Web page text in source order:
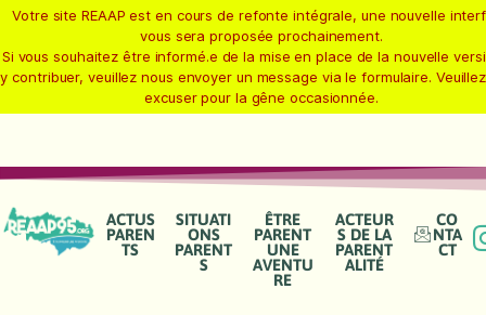
Votre site REAAP est en cours de refonte intégrale, une nouvelle
vous sera proposée prochainement.
Si vous souhaitez être informé.e de la mise en place de la nouvelle
y contribuer, veuillez nous envoyer un message via le formulaire.
excuser pour la gêne occasionnée.
ACTUS
PAREN
TS
SITUATI
ONS
PARENT
S
ÊTRE
PARENT
UNE
AVENTU
RE
ACTEUR
S DE LA
PARENT
ALITÉ
CO
NTA
CT